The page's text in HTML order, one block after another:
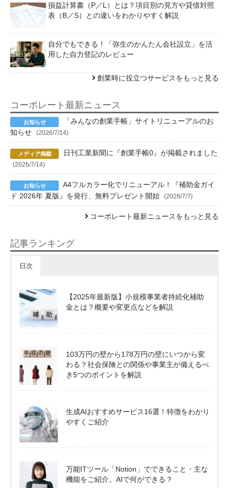
損益計算書（P／L）とは？項目別の見方や貸借対照
表（B／S）との違いをわかりやすく解説
自分でもできる！「弥生のかんたん会社設立」を活
用した自力登記のレビュー
創業時に役立つサービスをもっと見る
コーポレート最新ニュース
「みんなの創業手帳」サイトリニューアルのお
知らせ
(2026/7/14)
日刊工業新聞に『創業手帳0』が掲載されました
(2026/7/14)
A4フルカラー化でリニューアル！『補助金ガイ
ド 2026年 夏版』を発行、無料プレゼント開始
(2026/7/7)
コーポレート最新ニュースをもっと見る
記事ランキング
日次
【2025年最新版】小規模事業者持続化補助
金とは？概要や変更点などを解説
103万円の壁から178万円の壁にいつから変
わる？社会保険との関係や事業主が備えるべ
き5つのポイントを解説
生成AIおすすめサービス16選！特徴をわかり
やすくご紹介
万能ITツール「Notion」でできること・主な
機能をご紹介。AIで何ができる？